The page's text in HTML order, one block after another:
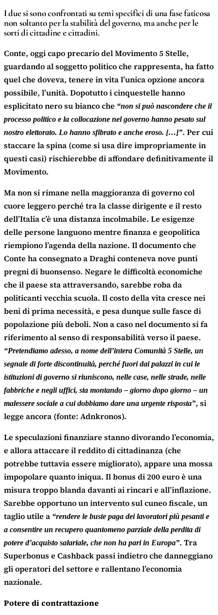
I due si sono confrontati su temi specifici di una fase faticosa
non soltanto per la stabilità del governo, ma anche per le
sorti di cittadine e cittadini.
Conte, oggi capo precario del Movimento 5 Stelle,
guardando al soggetto politico che rappresenta, ha fatto
quel che doveva, tenere in vita l’unica opzione ancora
possibile, l’unità. Dopotutto i cinquestelle hanno
esplicitato nero su bianco che “non si può nascondere che il
processo politico e la collocazione nel governo hanno pesato sul
nostro elettorato. Lo hanno sfibrato e anche eroso. […]”. Per cui
staccare la spina (come si usa dire impropriamente in
questi casi) rischierebbe di affondare definitivamente il
Movimento.
Ma non si rimane nella maggioranza di governo col
cuore leggero perché tra la classe dirigente e il resto
dell’Italia c’è una distanza incolmabile. Le esigenze
delle persone languono mentre finanza e geopolitica
riempiono l’agenda della nazione. Il documento che
Conte ha consegnato a Draghi conteneva nove punti
pregni di buonsenso. Negare le difficoltà economiche
che il paese sta attraversando, sarebbe roba da
politicanti vecchia scuola. Il costo della vita cresce nei
beni di prima necessità, e pesa dunque sulle fasce di
popolazione più deboli. Non a caso nel documento si fa
riferimento al senso di responsabilità verso il paese.
“Pretendiamo adesso, a nome dell’intera Comunità 5 Stelle, un
segnale di forte discontinuità, perché fuori dai palazzi in cui le
istituzioni di governo si riuniscono, nelle case, nelle strade, nelle
fabbriche e negli uffici, sta montando – giorno dopo giorno – un
malessere sociale a cui dobbiamo dare una urgente risposta”, si
legge ancora (fonte: Adnkronos).
Le speculazioni finanziare stanno divorando l’economia,
e allora attaccare il reddito di cittadinanza (che
potrebbe tuttavia essere migliorato), appare una mossa
impopolare quanto iniqua. Il bonus di 200 euro è una
misura troppo blanda davanti ai rincari e all’inflazione.
Sarebbe opportuno un intervento sul cuneo fiscale, un
taglio utile a “rendere le buste paga dei lavoratori più pesanti e
a consentire un recupero quantomeno parziale della perdita di
potere d’acquisto salariale, che non ha pari in Europa”. Tra
Superbonus e Cashback passi indietro che danneggiano
gli operatori del settore e rallentano l’economia
nazionale.
Potere di contrattazione